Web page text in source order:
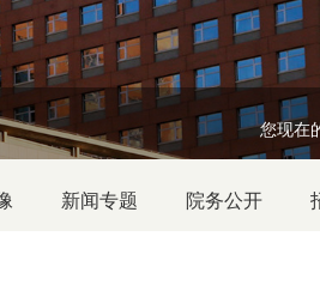
您现在
新闻专题 院务公开